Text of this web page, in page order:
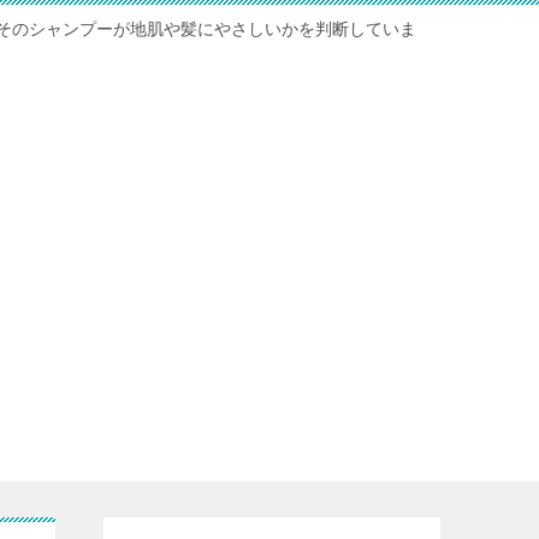
のシャンプーが地肌や髪にやさしいかを判断していま